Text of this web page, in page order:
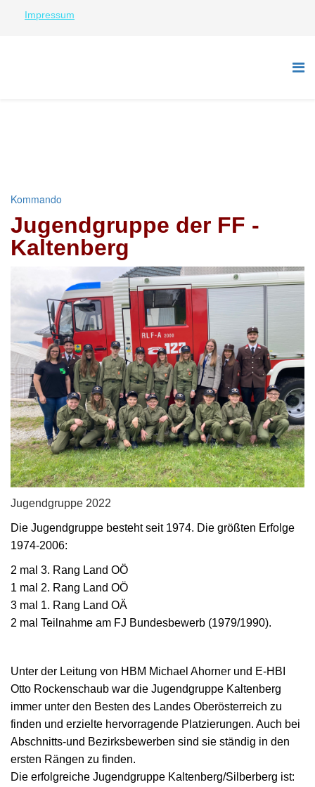
Impressum
Kommando
Jugendgruppe der FF -
Kaltenberg
Jugendgruppe 2022
Die Jugendgruppe besteht seit 1974. Die größten Erfolge
1974-2006:
2 mal 3. Rang Land OÖ
1 mal 2. Rang Land OÖ
3 mal 1. Rang Land OÄ
2 mal Teilnahme am FJ Bundesbewerb (1979/1990).
Unter der Leitung von HBM Michael Ahorner und E-HBI
Otto Rockenschaub war die Jugendgruppe Kaltenberg
immer unter den Besten des Landes Oberösterreich zu
finden und erzielte hervorragende Platzierungen. Auch bei
Abschnitts-und Bezirksbewerben sind sie ständig in den
ersten Rängen zu finden.
Die erfolgreiche Jugendgruppe Kaltenberg/Silberberg ist: